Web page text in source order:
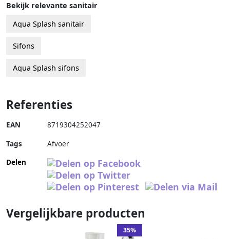
Bekijk relevante sanitair
Aqua Splash sanitair
Sifons
Aqua Splash sifons
Referenties
EAN 8719304252047
Tags
Afvoer
Delen
Vergelijkbare producten
35%